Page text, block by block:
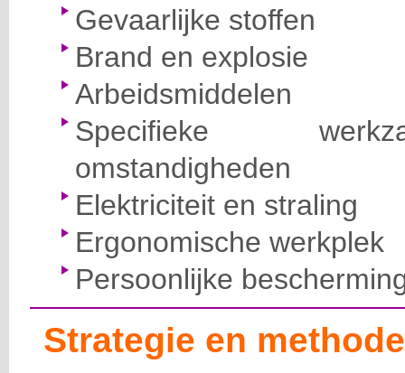
Gevaarlijke stoffen
Brand en explosie
Arbeidsmiddelen
Specifieke
omstandigheden
Elektriciteit en straling
Ergonomische werkplek
Persoonlijke
Strategie en